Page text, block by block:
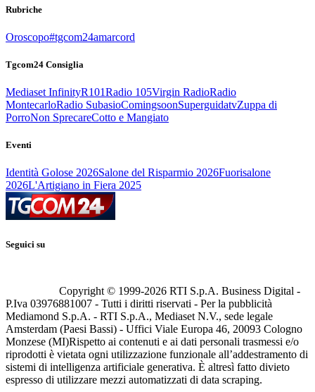
Rubriche
Oroscopo#tgcom24amarcord
Tgcom24 Consiglia
Mediaset InfinityR101Radio 105Virgin RadioRadio
MontecarloRadio SubasioComingsoonSuperguidatvZuppa di
PorroNon SprecareCotto e Mangiato
Eventi
Identità Golose 2026Salone del Risparmio 2026Fuorisalone
2026L'Artigiano in Fiera 2025
Seguici su
Copyright © 1999-2026 RTI S.p.A. Business Digital -
P.Iva 03976881007 - Tutti i diritti riservati - Per la pubblicità
Mediamond S.p.A. - RTI S.p.A., Mediaset N.V., sede legale
Amsterdam (Paesi Bassi) - Uffici Viale Europa 46, 20093 Cologno
Monzese (MI)Rispetto ai contenuti e ai dati personali trasmessi e/o
riprodotti è vietata ogni utilizzazione funzionale all’addestramento di
sistemi di intelligenza artificiale generativa. È altresì fatto divieto
espresso di utilizzare mezzi automatizzati di data scraping.